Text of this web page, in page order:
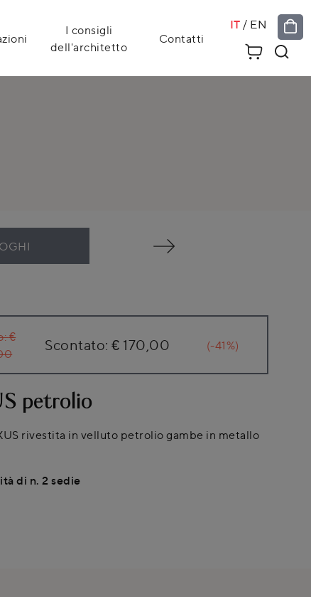
I consigli
dell'architetto
Contatti
IT / EN
€
Scontato: € 170,00 (-41%)
petrolio
rivestita in velluto petrolio gambe in metallo
di n. 2 sedie